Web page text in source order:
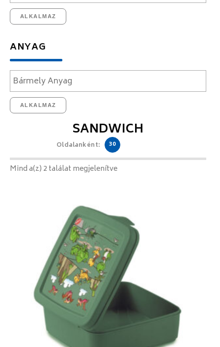
ALKALMAZ
ANYAG
ALKALMAZ
SANDWICH
Oldalanként: 30
Mind a(z) 2 találat megjelenítve